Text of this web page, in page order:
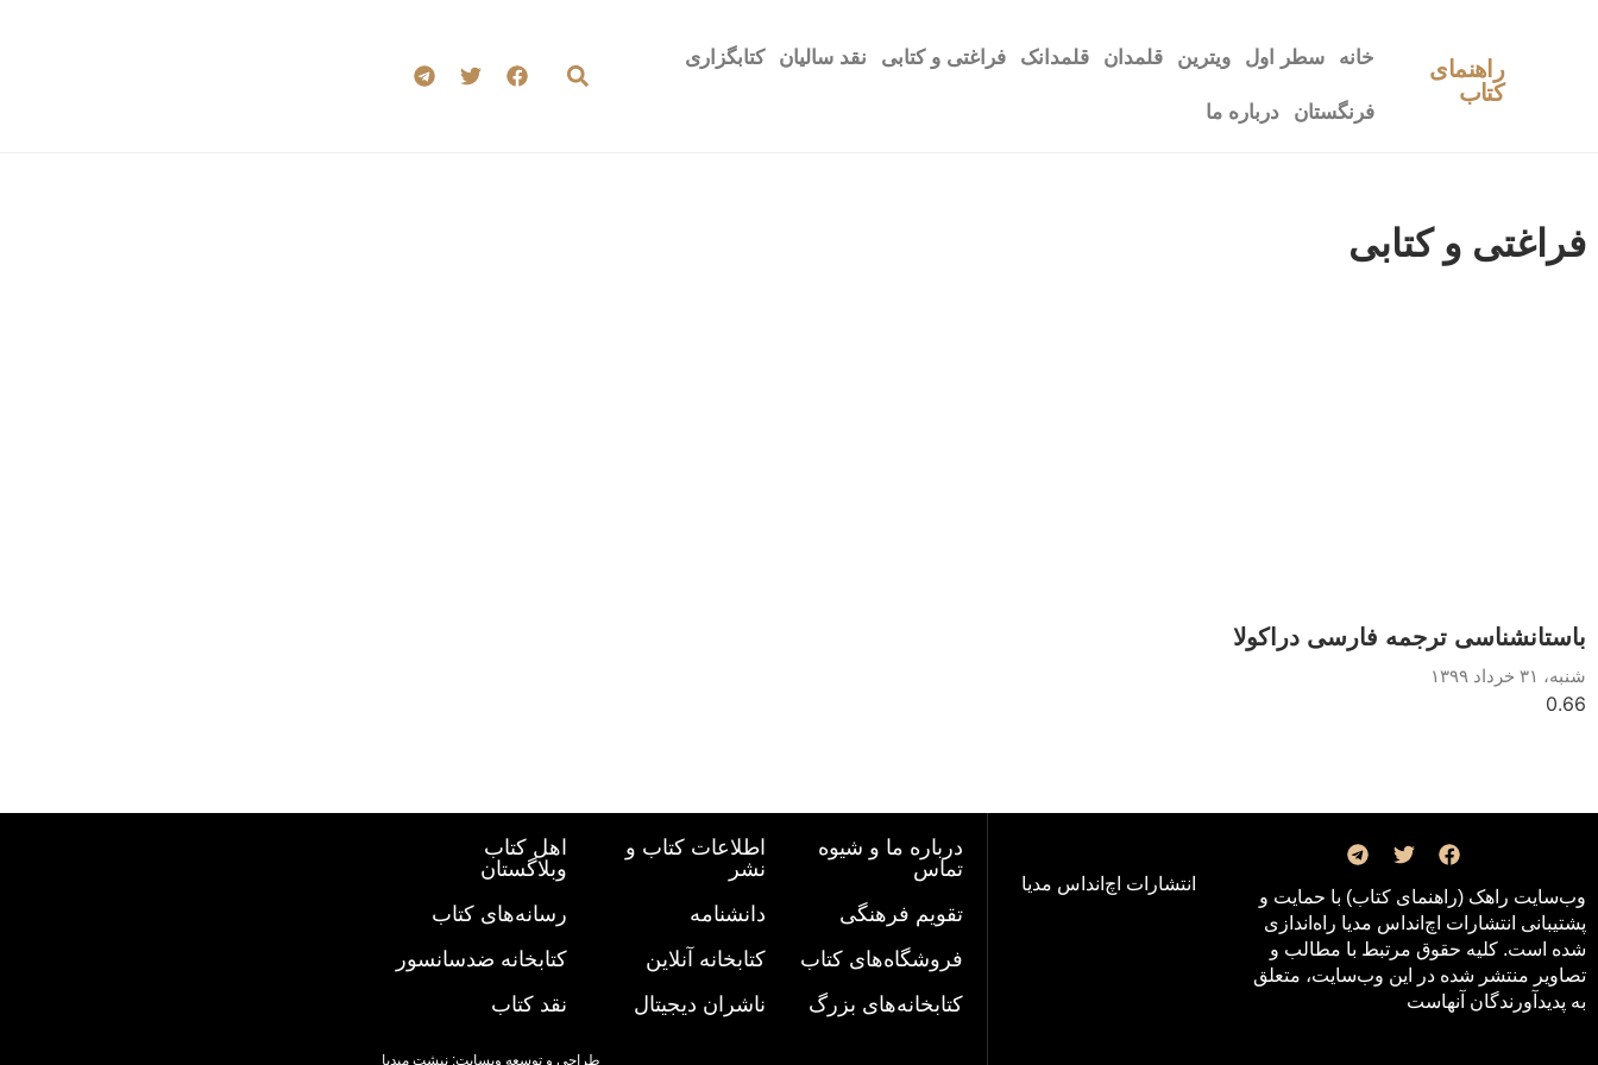
راهنمای
کتاب
خانه سطر اول ویترین قلمدان قلمدانک فراغتی و کتابی نقد سالیان کتابگزاری
فرنگستان درباره ما
فراغتی و کتابی
باستانشناسی ترجمه فارسی دراکولا
شنبه، ۳۱ خرداد ۱۳۹۹
وب‌سایت راهک (راهنمای کتاب) با حمایت و
پشتیبانی انتشارات اچ‌اند‌اس مدیا راه‌اندازی
شده است. کلیه حقوق مرتبط با مطالب و
تصاویر منتشر شده در این وب‌سایت، متعلق
به پدیدآورندگان آنهاست
انتشارات اچ‌اند‌اس مدیا
درباره ما و شیوه
تماس
تقویم فرهنگی
فروشگاه‌های کتاب
کتابخانه‌های بزرگ
اطلاعات کتاب و
نشر
دانشنامه
کتابخانه آنلاین
ناشران دیجیتال
اهل کتاب
وبلاگستان
رسانه‌های کتاب
کتابخانه ضدسانسور
نقد کتاب
طراحی و توسعه وبسایت: نبشت میدیا